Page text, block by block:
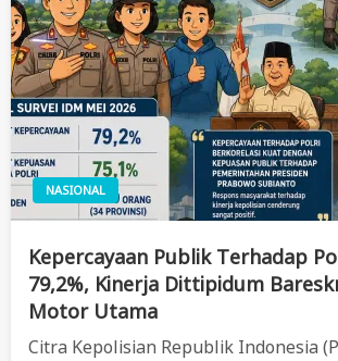
NASIONAL
Kepercayaan Publik Terhadap
79,2%, Kinerja Dittipidum
Motor Utama
Citra Kepolisian Republik Indonesia